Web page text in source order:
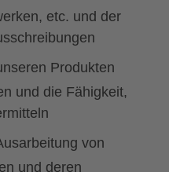
etc. und der
Produkten
und die Fähigkeit,
von
und deren